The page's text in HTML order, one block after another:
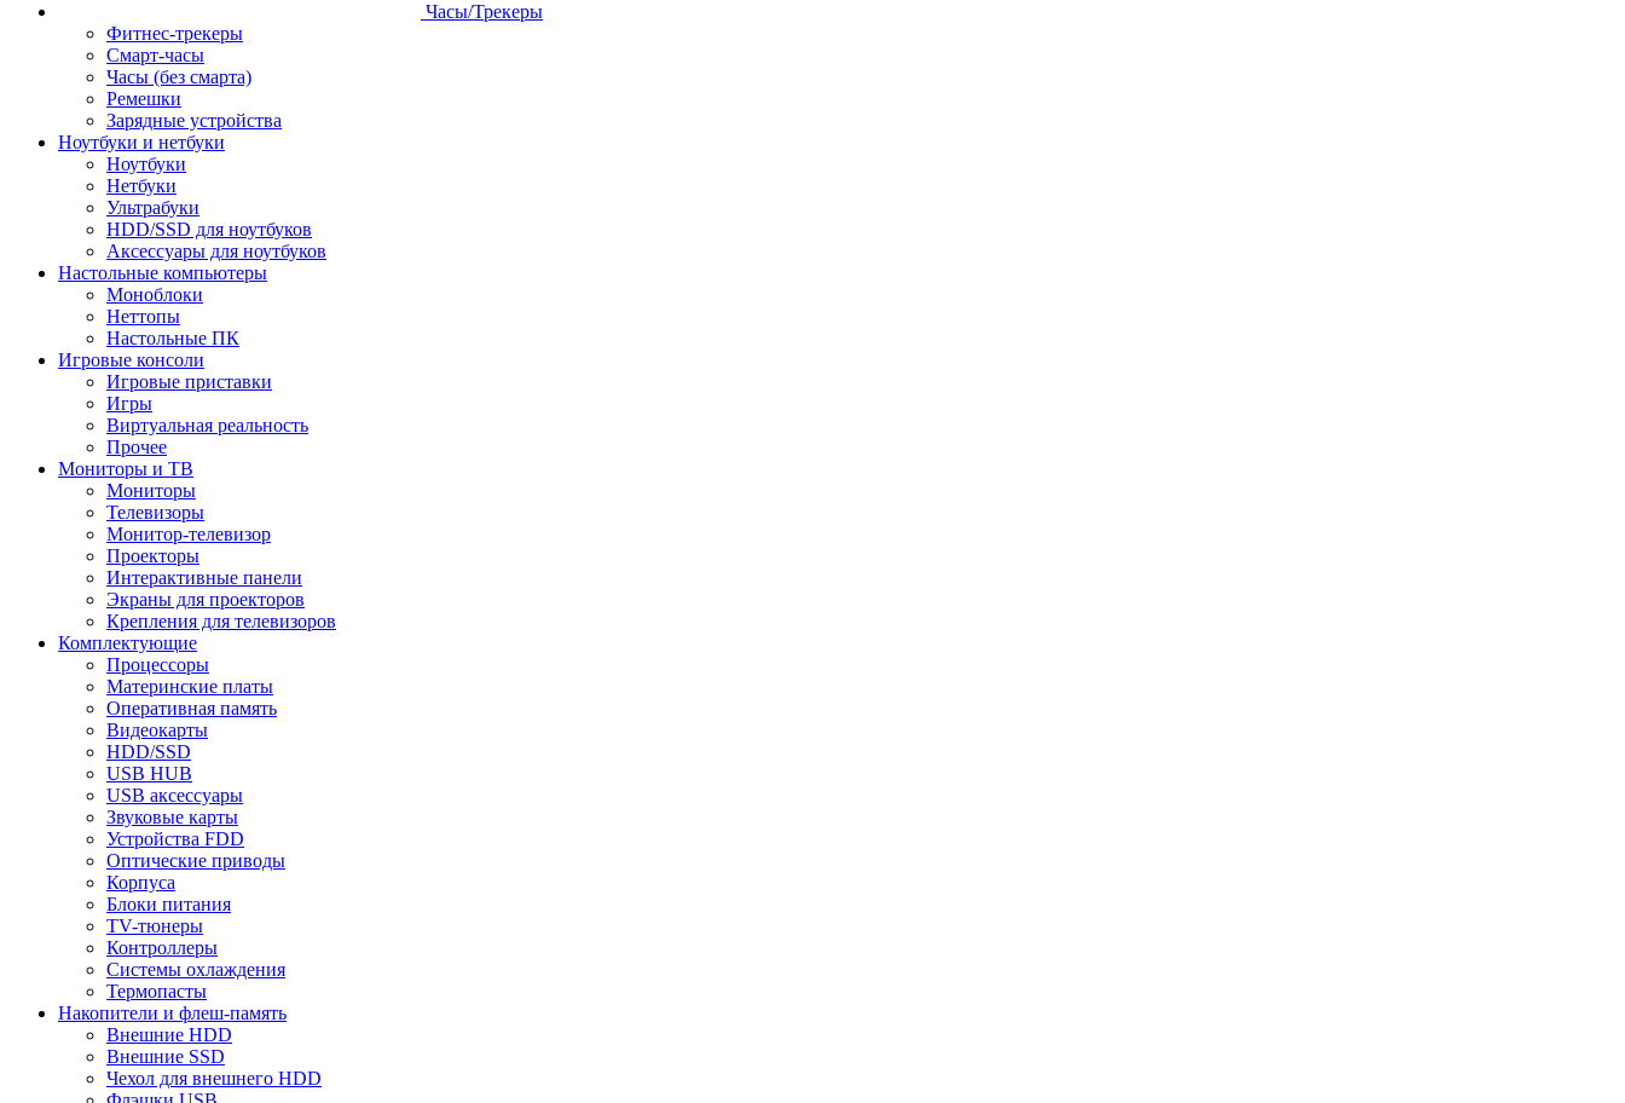
Часы/Трекеры
Фитнес-трекеры
Смарт-часы
Часы (без смарта)
Ремешки
Зарядные устройства
Ноутбуки и нетбуки
Ноутбуки
Нетбуки
Ультрабуки
HDD/SSD для ноутбуков
Аксессуары для ноутбуков
Настольные компьютеры
Моноблоки
Неттопы
Настольные ПК
Игровые консоли
Игровые приставки
Игры
Виртуальная реальность
Прочее
Мониторы и ТВ
Мониторы
Телевизоры
Монитор-телевизор
Проекторы
Интерактивные панели
Экраны для проекторов
Крепления для телевизоров
Комплектующие
Процессоры
Материнские платы
Оперативная память
Видеокарты
HDD/SSD
USB HUB
USB аксессуары
Звуковые карты
Устройства FDD
Оптические приводы
Корпуса
Блоки питания
TV-тюнеры
Контроллеры
Системы охлаждения
Термопасты
Накопители и флеш-память
Внешние HDD
Внешние SSD
Чехол для внешнего HDD